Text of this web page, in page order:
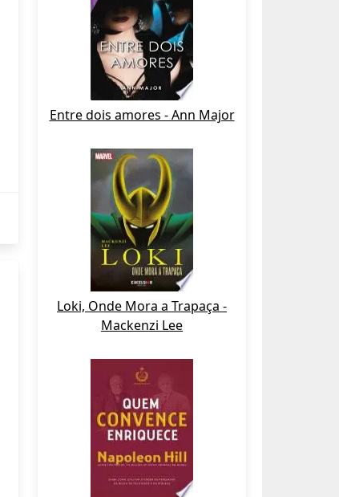
Entre dois amores - Ann Major
Loki, Onde Mora a Trapaça -
Mackenzi Lee